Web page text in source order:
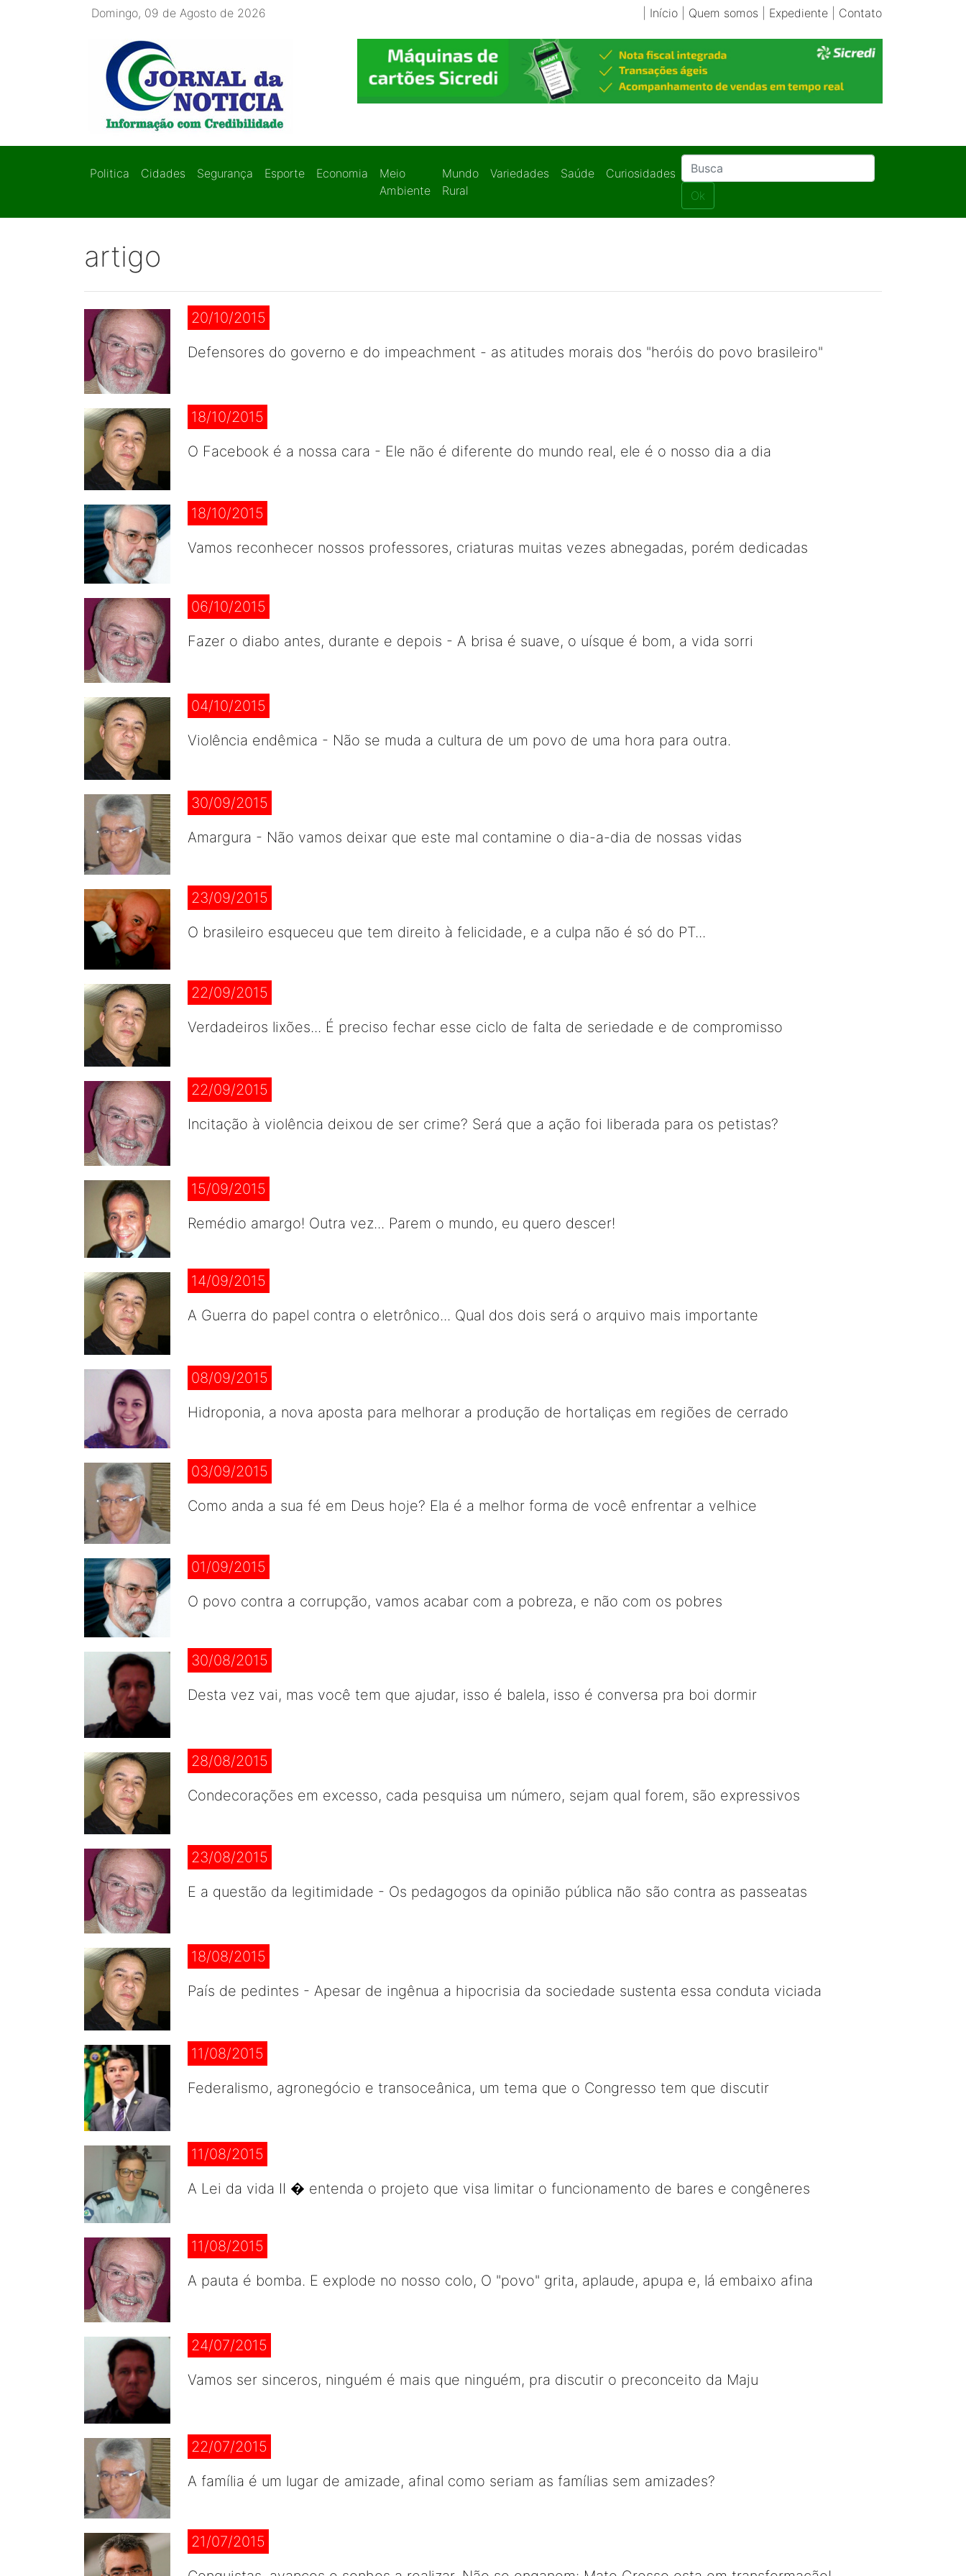
Domingo, 09 de Agosto de 2026 Início| Quem somos Expediente| Contato
Politica Cidades Segurança Esporte Economia
Meio
Ambiente
Mundo
Rural
Variedades Saúde
Curiosidades
Ok
artigo
20/10/2015
Defensores do governo e do impeachment - as atitudes morais dos "heróis do povo brasileiro"
18/10/2015
O Facebook é a nossa cara - Ele não é diferente do mundo real, ele é o nosso dia a dia
18/10/2015
Vamos reconhecer nossos professores, criaturas muitas vezes abnegadas, porém dedicadas
06/10/2015
Fazer o diabo antes, durante e depois - A brisa é suave, o uísque é bom, a vida sorri
04/10/2015
Violência endêmica - Não se muda a cultura de um povo de uma hora para outra.
30/09/2015
Amargura - Não vamos deixar que este mal contamine o dia-a-dia de nossas vidas
23/09/2015
O brasileiro esqueceu que tem direito à felicidade, e a culpa não é só do PT...
22/09/2015
Verdadeiros lixões... É preciso fechar esse ciclo de falta de seriedade e de compromisso
22/09/2015
Incitação à violência deixou de ser crime? Será que a ação foi liberada para os petistas?
15/09/2015
Remédio amargo! Outra vez... Parem o mundo, eu quero descer!
14/09/2015
A Guerra do papel contra o eletrônico... Qual dos dois será o arquivo mais importante
08/09/2015
Hidroponia, a nova aposta para melhorar a produção de hortaliças em regiões de cerrado
03/09/2015
Como anda a sua fé em Deus hoje? Ela é a melhor forma de você enfrentar a velhice
01/09/2015
O povo contra a corrupção, vamos acabar com a pobreza, e não com os pobres
30/08/2015
Desta vez vai, mas você tem que ajudar, isso é balela, isso é conversa pra boi dormir
28/08/2015
Condecorações em excesso, cada pesquisa um número, sejam qual forem, são expressivos
23/08/2015
E a questão da legitimidade - Os pedagogos da opinião pública não são contra as passeatas
18/08/2015
País de pedintes - Apesar de ingênua a hipocrisia da sociedade sustenta essa conduta viciada
11/08/2015
Federalismo, agronegócio e transoceânica, um tema que o Congresso tem que discutir
11/08/2015
A Lei da vida II � entenda o projeto que visa limitar o funcionamento de bares e congêneres
11/08/2015
A pauta é bomba. E explode no nosso colo, O "povo" grita, aplaude, apupa e, lá embaixo afina
24/07/2015
Vamos ser sinceros, ninguém é mais que ninguém, pra discutir o preconceito da Maju
22/07/2015
A família é um lugar de amizade, afinal como seriam as famílias sem amizades?
21/07/2015